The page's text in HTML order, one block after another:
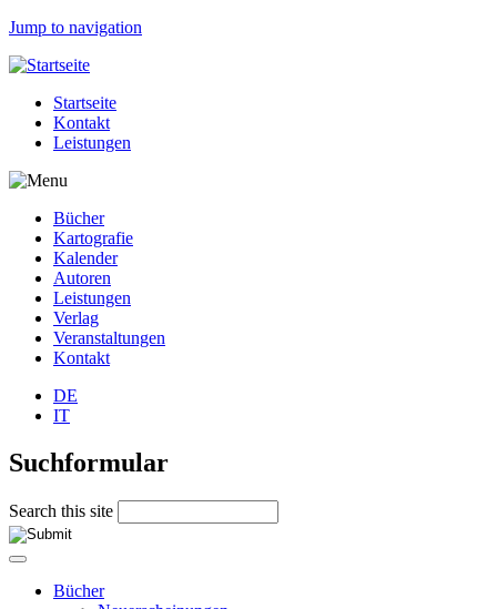
Jump to navigation
Startseite
Kontakt
Leistungen
Bücher
Kartografie
Kalender
Autoren
Leistungen
Verlag
Veranstaltungen
Kontakt
DE
IT
Suchformular
Search this site
Bücher